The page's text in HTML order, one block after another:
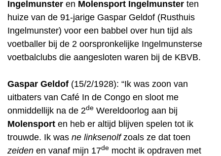
Ingelmunster en Molensport Ingelmunster ten
huize van de 91-jarige Gaspar Geldof (Rusthuis
Ingelmunster) voor een babbel over hun tijd als
voetballer bij de 2 oorspronkelijke Ingelmunsterse
voetbalclubs die aangesloten waren bij de KBVB.
Gaspar Geldof (15/2/1928): “Ik was zoon van
uitbaters van Café In de Congo en sloot me
onmiddellijk na de 2de Wereldoorlog aan bij
Molensport en heb er altijd blijven spelen tot ik
trouwde. Ik was ne linksenolfzoals ze dat toen
zeiden en vanaf mijn 17de mocht ik opdraven met